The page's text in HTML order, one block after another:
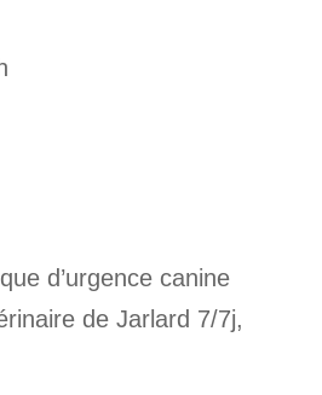
d’urgence canine
de Jarlard 7/7j,